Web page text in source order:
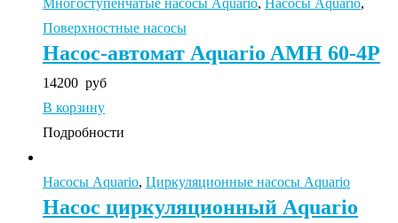
Поверхностные насосы
Насос-автомат Aquario AMH 60-4P
14200 руб
В корзину
Подробности
Насосы Aquario, Циркуляционные насосы Aquario
Насос циркуляционный Aquario